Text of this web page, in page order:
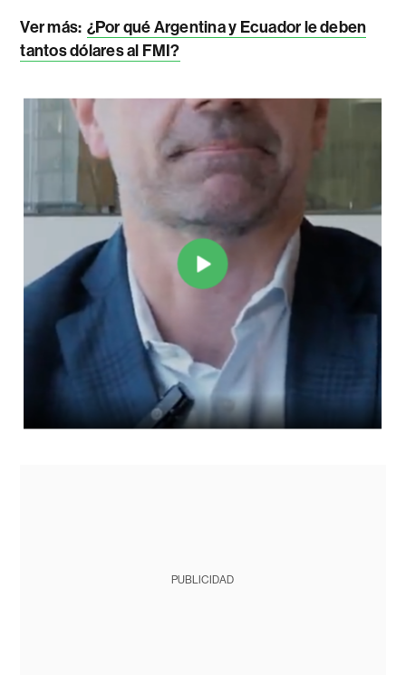
Ver más: ¿Por qué Argentina y Ecuador le deben
tantos dólares al FMI?
PUBLICIDAD